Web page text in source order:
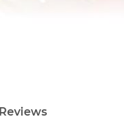
Reviews